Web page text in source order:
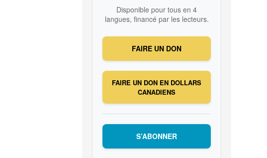
Disponible pour tous en 4
langues, financé par les lecteurs.
FAIRE UN DON
FAIRE UN DON EN DOLLARS
CANADIENS
S’ABONNER